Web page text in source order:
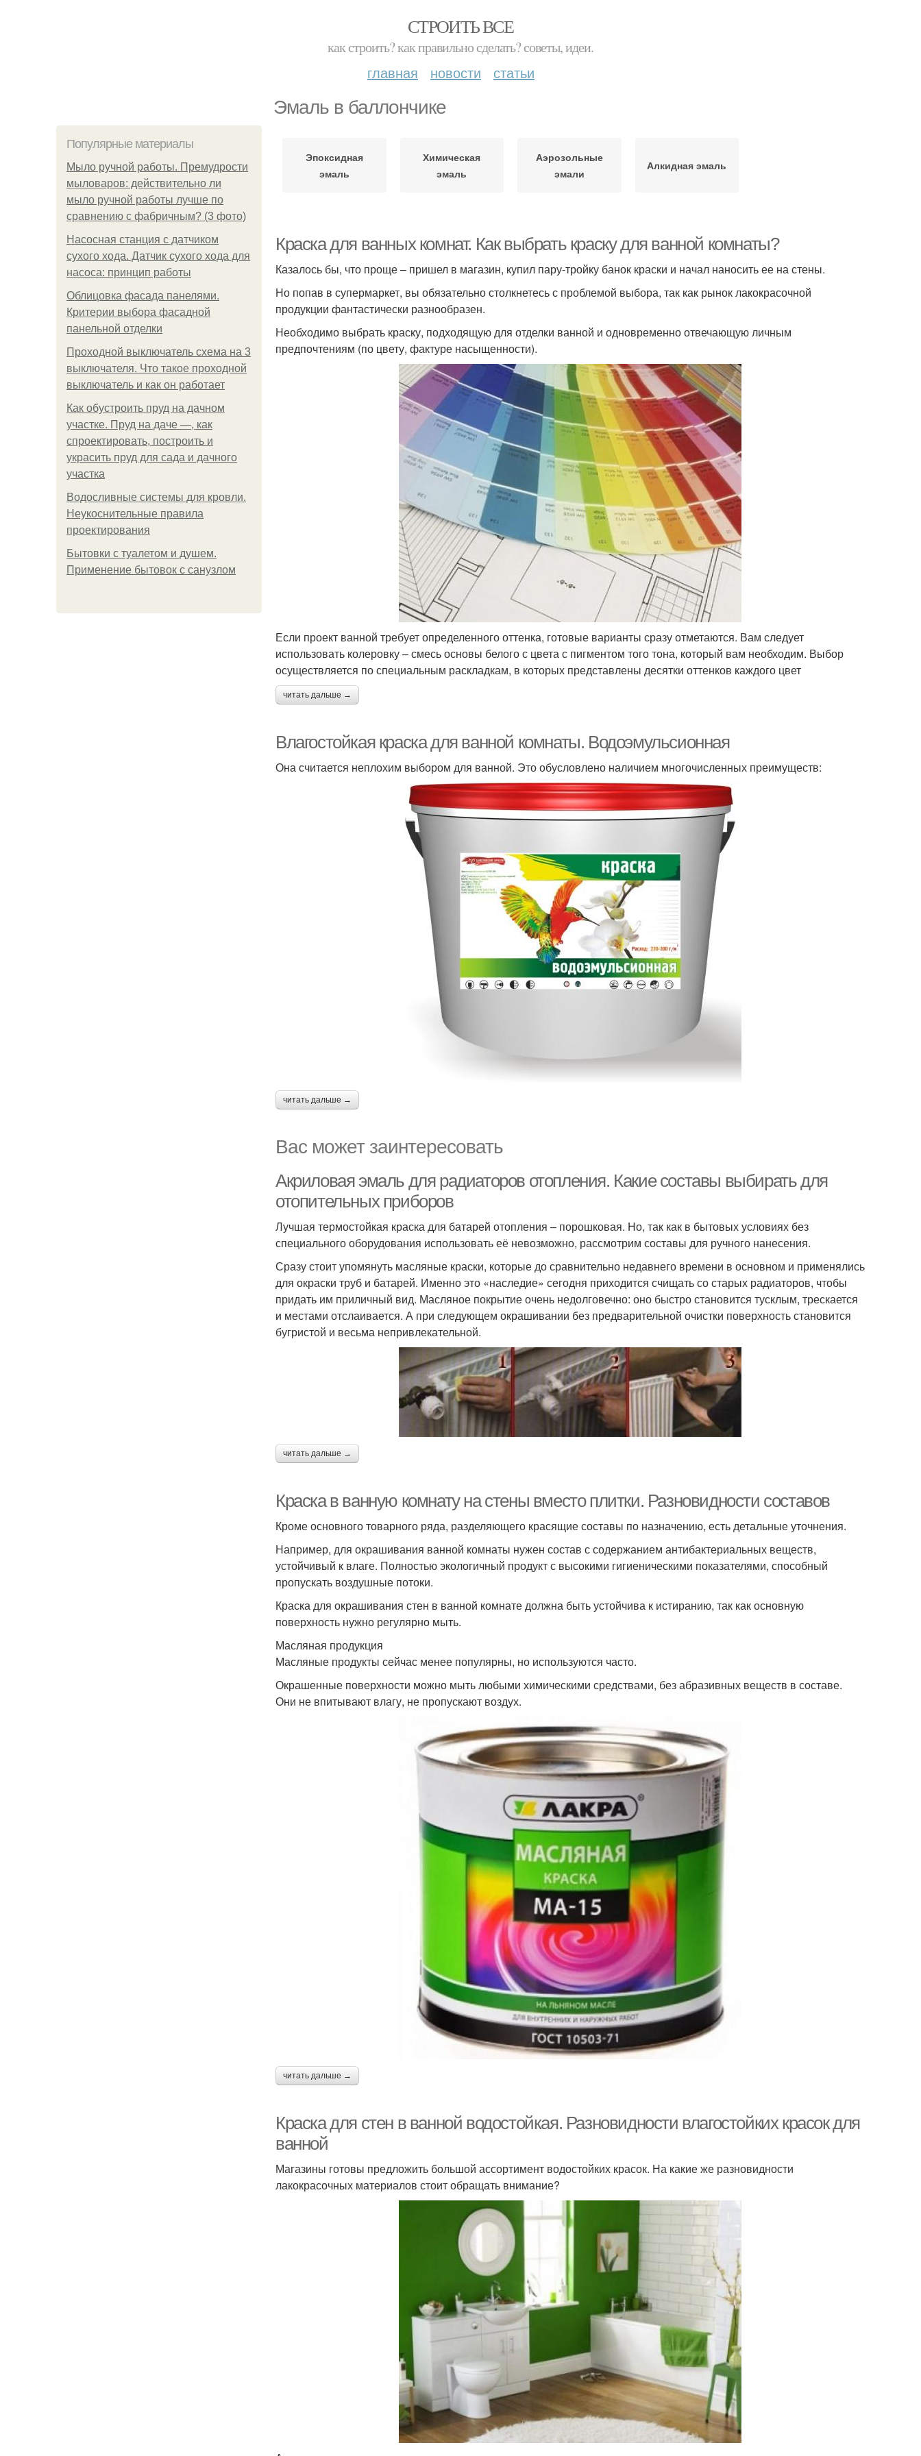
СТРОИТЬ ВСЕ
как строить? как правильно сделать? советы, идеи.
главная новости статьи
Эмаль в баллончике
Популярные материалы
Мыло ручной работы. Премудрости
мыловаров: действительно ли
мыло ручной работы лучше по
сравнению с фабричным? (3 фото)
Насосная станция с датчиком
сухого хода. Датчик сухого хода для
насоса: принцип работы
Облицовка фасада панелями.
Критерии выбора фасадной
панельной отделки
Проходной выключатель схема на 3
выключателя. Что такое проходной
выключатель и как он работает
Как обустроить пруд на дачном
участке. Пруд на даче —, как
спроектировать, построить и
украсить пруд для сада и дачного
участка
Водосливные системы для кровли.
Неукоснительные правила
проектирования
Бытовки с туалетом и душем.
Применение бытовок с санузлом
Эпоксидная
эмаль
Химическая
эмаль
Аэрозольные
эмали
Алкидная эмаль
Краска для ванных комнат. Как выбрать краску для ванной комнаты?
Казалось бы, что проще – пришел в магазин, купил пару-тройку банок краски и начал наносить ее на стены.
Но попав в супермаркет, вы обязательно столкнетесь с проблемой выбора, так как рынок лакокрасочной
продукции фантастически разнообразен.
Необходимо выбрать краску, подходящую для отделки ванной и одновременно отвечающую личным
предпочтениям (по цвету, фактуре насыщенности).
Если проект ванной требует определенного оттенка, готовые варианты сразу отметаются. Вам следует
использовать колеровку – смесь основы белого с цвета с пигментом того тона, который вам необходим. Выбор
осуществляется по специальным раскладкам, в которых представлены десятки оттенков каждого цвет
читать дальше →
Влагостойкая краска для ванной комнаты. Водоэмульсионная
Она считается неплохим выбором для ванной. Это обусловлено наличием многочисленных преимуществ:
читать дальше →
Вас может заинтересовать
Акриловая эмаль для радиаторов отопления. Какие составы выбирать для
отопительных приборов
Лучшая термостойкая краска для батарей отопления – порошковая. Но, так как в бытовых условиях без
специального оборудования использовать её невозможно, рассмотрим составы для ручного нанесения.
Сразу стоит упомянуть масляные краски, которые до сравнительно недавнего времени в основном и применялись
для окраски труб и батарей. Именно это «наследие» сегодня приходится счищать со старых радиаторов, чтобы
придать им приличный вид. Масляное покрытие очень недолговечно: оно быстро становится тусклым, трескается
и местами отслаивается. А при следующем окрашивании без предварительной очистки поверхность становится
бугристой и весьма непривлекательной.
читать дальше →
Краска в ванную комнату на стены вместо плитки. Разновидности составов
Кроме основного товарного ряда, разделяющего красящие составы по назначению, есть детальные уточнения.
Например, для окрашивания ванной комнаты нужен состав с содержанием антибактериальных веществ,
устойчивый к влаге. Полностью экологичный продукт с высокими гигиеническими показателями, способный
пропускать воздушные потоки.
Краска для окрашивания стен в ванной комнате должна быть устойчива к истиранию, так как основную
поверхность нужно регулярно мыть.
Масляная продукция
Масляные продукты сейчас менее популярны, но используются часто.
Окрашенные поверхности можно мыть любыми химическими средствами, без абразивных веществ в составе.
Они не впитывают влагу, не пропускают воздух.
читать дальше →
Краска для стен в ванной водостойкая. Разновидности влагостойких красок для
ванной
Магазины готовы предложить большой ассортимент водостойких красок. На какие же разновидности
лакокрасочных материалов стоит обращать внимание?